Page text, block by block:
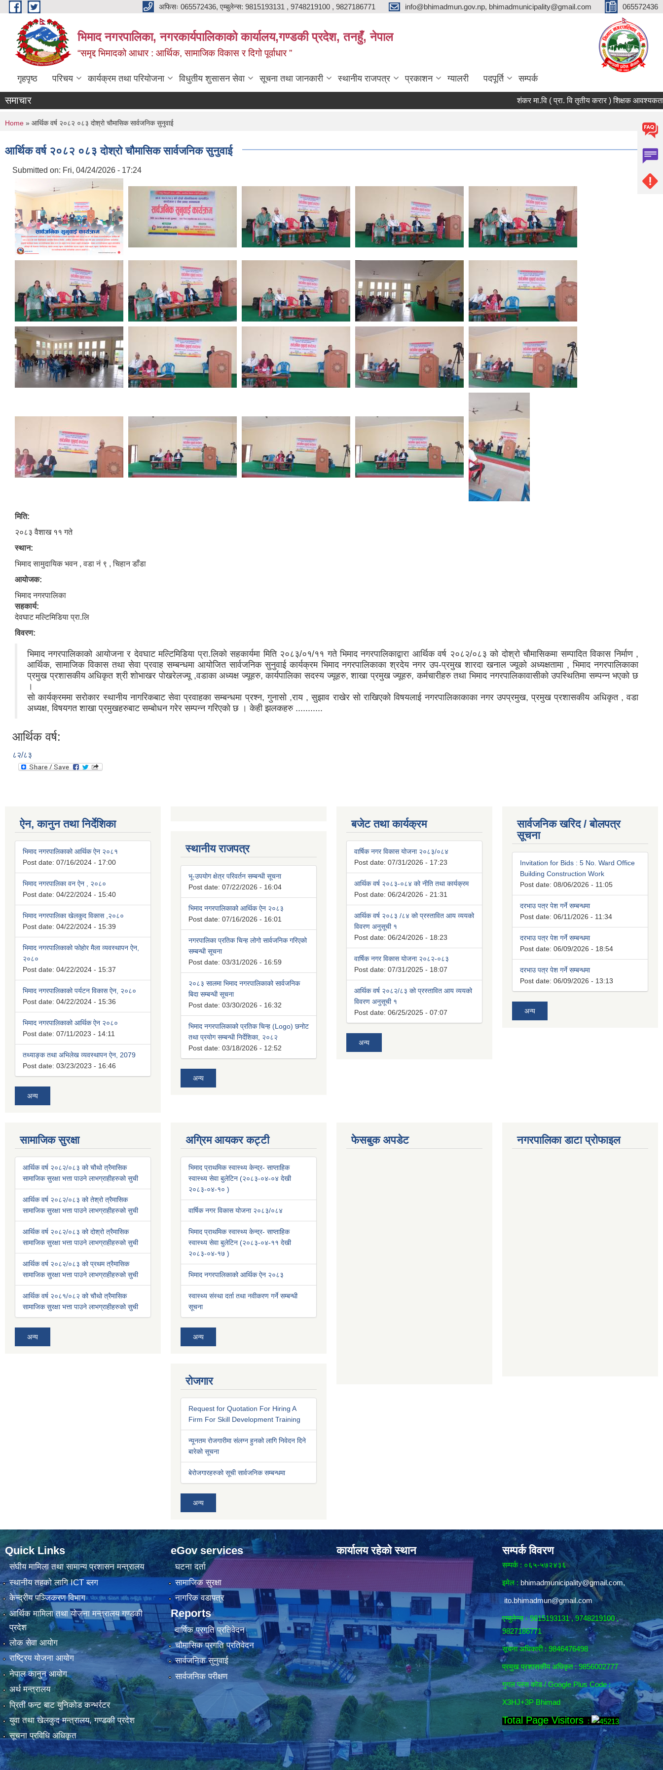
Skip to main content अफिसः 065572436, ‍‍एम्बुलेन्स: 9815193131 , 9748219100 , 9827186771 info@bhimadmun.gov.np, bhimadmunicipality@gmail.com 065572436
भिमाद नगरपालिका, नगरकार्यपालिकाको कार्यालय,गण्डकी प्रदेश, तनहुँ, नेपाल
“समृद्द भिमादको आधार : आर्थिक, सामाजिक विकास र दिगो पूर्वाधार ”
गृहपृष्ठ परिचय कार्यक्रम तथा परियोजना विधुतीय शुसासन सेवा सूचना तथा जानकारी स्थानीय राजपत्र प्रकाशन ग्यालरी पदपूर्ति सम्पर्क
समाचार शंकर मा.वि ( प्रा. वि तृतीय करार ) शिक्षक आवश्यकता
You are here
Home » आर्थिक वर्ष २०८२ ०८३ दोश्रो चौमासिक सार्वजनिक सुनुवाई
आर्थिक वर्ष २०८२ ०८३ दोश्रो चौमासिक सार्वजनिक सुनुवाई
Submitted on: Fri, 04/24/2026 - 17:24
मिति:
२०८३ वैशाख ११ गते
स्थान:
भिमाद सामुदायिक भवन , वडा नं ९ , चिहान डाँडा
आयोजक:
भिमाद नगरपालिका
सहकार्य:
देवघाट मल्टिमिडिया प्रा.लि
विवरण:
भिमाद नगरपालिकाको आयोजना र देवघाट मल्टिमिडिया प्रा.लिको सहकार्यमा मिति २०८३/०१/११ गते भिमाद नगरपालिकाद्वारा आर्थिक वर्ष २०८२/०८३ को दोश्रो चौमासिकमा सम्पादित विकास निर्माण ,
आर्थिक, सामाजिक विकास तथा सेवा प्रवाह सम्बन्धमा आयोजित सार्वजनिक सुनुवाई कार्यक्रम भिमाद नगरपालिकाका श्रदेय नगर उप-प्रमुख शारदा खनाल ज्यूको अध्यक्षतामा , भिमाद नगरपालिकाका
प्रमुख प्रशासकीय अधिकृत श्री शोभाखर पोखरेलज्यू ,वडाका अध्यक्ष ज्यूहरु, कार्यपालिका सदस्य ज्यूहरु, शाखा प्रमुख ज्यूहरु, कर्मचारीहरु तथा भिमाद नगरपालिकावासीको उपस्थितिमा सम्पन्न भएको छ
।
सो कार्यक्रममा सरोकार स्थानीय नागरिकबाट सेवा प्रवाहका सम्बन्धमा प्रश्न, गुनासो ,राय , सुझाव राखेर सो राखिएको विषयलाई नगरपालिकाकाका नगर उपप्रमुख, प्रमुख प्रशासकीय अधिकृत , वडा
अध्यक्ष, विषयगत शाखा प्रमुखहरुबाट सम्बोधन गरेर सम्पन्न गरिएको छ । केही झलकहरु ...........
आर्थिक वर्ष:
८२/८३
ऐन, कानुन तथा निर्देशिका
भिमाद नगरपालिकाको आर्थिक ऐन २०८१
Post date: 07/16/2024 - 17:00
भिमाद नगरपालिका वन ऐन , २०८०
Post date: 04/22/2024 - 15:40
भिमाद नगरपालिका खेलकुद विकास ,२०८०
Post date: 04/22/2024 - 15:39
भिमाद नगरपालिकाको फोहोर मैला व्यवस्थापन ऐन,
२०८०
Post date: 04/22/2024 - 15:37
भिमाद नगरपालिकाको पर्यटन विकास ऐन, २०८०
Post date: 04/22/2024 - 15:36
भिमाद नगरपालिकाको आर्थिक ऐन २०८०
Post date: 07/11/2023 - 14:11
तथ्याङ्क तथा अभिलेख व्यवस्थापन ऐन, 2079
Post date: 03/23/2023 - 16:46
अन्य
स्थानीय राजपत्र
भू-उपयोग क्षेत्र परिवर्तन सम्बन्धी सूचना
Post date: 07/22/2026 - 16:04
भिमाद नगरपालिकाको आर्थिक ऐन २०८३
Post date: 07/16/2026 - 16:01
नगरपालिका प्रतिक चिन्ह लोगो सार्वजनिक गरिएको
सम्बन्धी सूचना
Post date: 03/31/2026 - 16:59
२०८३ सालमा भिमाद नगरपालिकाको सार्वजनिक
बिदा सम्बन्धी सूचना
Post date: 03/30/2026 - 16:32
भिमाद नगरपालिकाको प्रतिक चिन्ह (Logo) छनोट
तथा प्रयोग सम्बन्धी निर्देशिका, २०८२
Post date: 03/18/2026 - 12:52
अन्य
बजेट तथा कार्यक्रम
वार्षिक नगर विकास योजना २०८३/०८४
Post date: 07/31/2026 - 17:23
आर्थिक वर्ष २०८३-०८४ को नीति तथा कार्यक्रम
Post date: 06/24/2026 - 21:31
आर्थिक वर्ष २०८३ /८४ को प्रस्तावित आय व्ययको
विवरण अनुसूची १
Post date: 06/24/2026 - 18:23
वार्षिक नगर विकास योजना २०८२-०८३
Post date: 07/31/2025 - 18:07
आर्थिक वर्ष २०८२/८३ को प्रस्तावित आय व्ययको
विवरण अनुसूची १
Post date: 06/25/2025 - 07:07
अन्य
सार्वजनिक खरिद / बोलपत्र
सूचना
Invitation for Bids : 5 No. Ward Office
Building Construction Work
Post date: 08/06/2026 - 11:05
दरभाउ पत्र पेश गर्ने सम्बन्धमा
Post date: 06/11/2026 - 11:34
दरभाउ पत्र पेश गर्ने सम्बन्धमा
Post date: 06/09/2026 - 18:54
दरभाउ पत्र पेश गर्ने सम्बन्धमा
Post date: 06/09/2026 - 13:13
अन्य
सामाजिक सुरक्षा
आर्थिक वर्ष २०८२/०८३ को चौथो त्रैमासिक
सामाजिक सुरक्षा भत्ता पाउने लाभग्राहीहरुको सुची
आर्थिक वर्ष २०८२/०८३ को तेश्रो त्रैमासिक
सामाजिक सुरक्षा भत्ता पाउने लाभग्राहीहरुको सुची
आर्थिक वर्ष २०८२/०८३ को दोश्रो त्रैमासिक
सामाजिक सुरक्षा भत्ता पाउने लाभग्राहीहरुको सुची
आर्थिक वर्ष २०८२/०८३ को प्रथम त्रैमासिक
सामाजिक सुरक्षा भत्ता पाउने लाभग्राहीहरुको सुची
आर्थिक वर्ष २०८१/०८२ को चौथो त्रैमासिक
सामाजिक सुरक्षा भत्ता पाउने लाभग्राहीहरुको सुची
अन्य
अग्रिम आयकर कट्टी
भिमाद प्राथमिक स्वास्थ्य केन्द्र- साप्ताहिक
स्वास्थ्य सेवा बुलेटिन (२०८३-०४-०४ देखी
२०८३-०४-१० )
वार्षिक नगर विकास योजना २०८३/०८४
भिमाद प्राथमिक स्वास्थ्य केन्द्र- साप्ताहिक
स्वास्थ्य सेवा बुलेटिन (२०८३-०४-११ देखी
२०८३-०४-१७ )
भिमाद नगरपालिकाको आर्थिक ऐन २०८३
स्वास्थ्य संस्था दर्ता तथा नवीकरण गर्ने सम्बन्धी
सूचना
अन्य
रोजगार
Request for Quotation For Hiring A
Firm For Skill Development Training
न्यूनतम रोजगारीमा संलग्न हुनको लागि निवेदन दिने
बारेको सूचना
बेरोजगारहरुको सूची सार्वजनिक सम्बन्धमा
अन्य
फेसबुक अपडेट नगरपालिका डाटा प्रोफाइल
Quick Links
संघीय मामिला तथा सामान्य प्रशासन मन्त्रालय
स्थानीय तहको लागि ICT ब्लग
केन्द्रीय पञ्जिकरण विभाग
आर्थिक मामिला तथा योजना मन्त्रालय गण्डकी
प्रदेश
लोक सेवा आयोग
राष्ट्रिय योजना आयोग
नेपाल कानुन आयोग
अर्थ मन्त्रालय
प्रिती फन्ट बाट युनिकोड कन्भर्रटर
युवा तथा खेलकुद मन्त्रालय, गण्डकी प्रदेश
सूचना प्रविधि अधिकृत
eGov services
घटना दर्ता
सामाजिक सुरक्षा
नागरिक वडापत्र
Reports
वार्षिक प्रगति प्रतिवेदन
चौमासिक प्रगति प्रतिवेदन
सार्वजनिक सुनुवाई
सार्वजनिक परीक्षण
कार्यालय रहेको स्थान सम्पर्क विवरण
सम्पर्क : ०६५-५७२४३६
इमेल : bhimadmunicipality@gmail.com,
ito.bhimadmun@gmail.com
एम्बुलेन्स ः 9815193131 , 9748219100 ,
9827186771
सूचना अधिकारी :9846476498
प्रमुख प्रशासकीय अधिकृत : 9856002777
गुगल प्लस कोड / Google Plus Code :
X3HJ+3P Bhimad
Total Page Visitors :